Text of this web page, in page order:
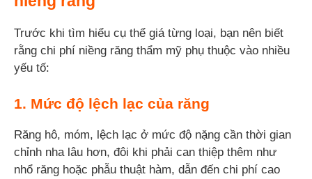
Trước khi tìm hiểu cụ thể giá từng loại, bạn nên biết
rằng chi phí niềng răng thẩm mỹ phụ thuộc vào nhiều
yếu tố:
1. Mức độ lệch lạc của răng
Răng hô, móm, lệch lạc ở mức độ nặng cần thời gian
chỉnh nha lâu hơn, đôi khi phải can thiệp thêm như
nhổ răng hoặc phẫu thuật hàm, dẫn đến chi phí cao